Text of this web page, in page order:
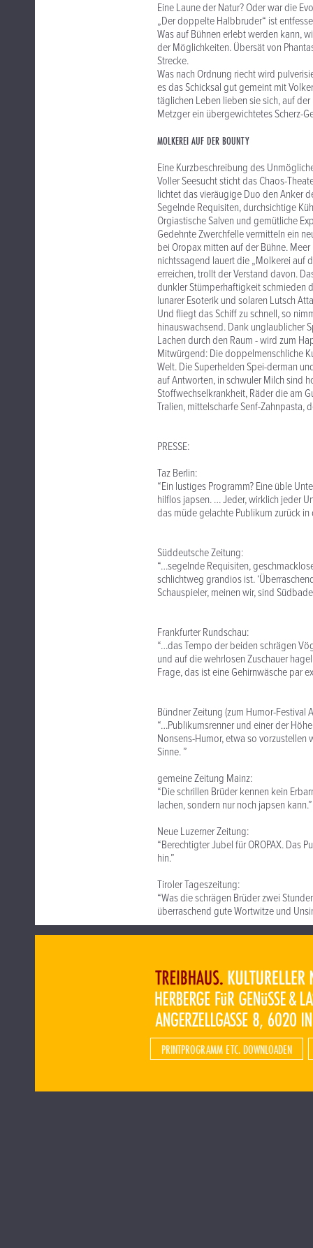
Eine Laune der Natur? Oder war die
„Der doppelte Halbbruder“ ist
Was auf Bühnen erlebt werden kann,
der Möglichkeiten. Übersät von
Strecke.
Was nach Ordnung riecht wird
es das Schicksal gut gemeint mit
täglichen Leben lieben sie sich, auf
Metzger ein übergewichtetes Scherz-
MOLKEREI AUF DER BOUNTY
Eine Kurzbeschreibung des
Voller Seesucht sticht das Chaos-
lichtet das vieräugige Duo den Anker
Segelnde Requisiten, durchsichtige
Orgiastische Salven und gemütliche
Gedehnte Zwerchfelle vermitteln ein
bei Oropax mitten auf der Bühne.
nichtssagend lauert die „Molkerei auf
erreichen, trollt der Verstand davon.
dunkler Stümperhaftigkeit schmieden
lunarer Esoterik und solaren Lutsch
Und fliegt das Schiff zu schnell, so
hinauswachsend. Dank unglaublicher
Lachen durch den Raum - wird zum
Mitwürgend: Die doppelmenschliche
Welt. Die Superhelden Spei-derman
auf Antworten, in schwuler Milch sind
Stoffwechselkrankheit, Räder die am
Tralien, mittelscharfe Senf-Zahnpasta,
PRESSE:
Taz Berlin:
“Ein lustiges Programm? Eine üble
hilflos japsen. … Jeder, wirklich jeder
das müde gelachte Publikum zurück
Süddeutsche Zeitung:
“…segelnde Requisiten,
schlichtweg grandios ist.
Schauspieler, meinen wir, sind
Frankfurter Rundschau:
“…das Tempo der beiden schrägen
und auf die wehrlosen Zuschauer
Frage, das ist eine Gehirnwäsche par
Bündner Zeitung (zum Humor-Festival
“…Publikumsrenner und einer der
Nonsens-Humor, etwa so vorzustellen
Sinne. ”
gemeine Zeitung Mainz:
“Die schrillen Brüder kennen kein
lachen, sondern nur noch japsen kann.”
Neue Luzerner Zeitung:
“Berechtigter Jubel für OROPAX. Das
hin.”
Tiroler Tageszeitung:
“Was die schrägen Brüder zwei
überraschend gute Wortwitze und
PRINTPROGRAMM ETC. DOWNLOADEN